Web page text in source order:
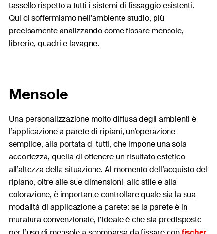
tassello rispetto a tutti i sistemi di fissaggio esistenti.
Qui ci soffermiamo nell'ambiente studio, più
precisamente analizzando come fissare mensole,
librerie, quadri e lavagne.
Mensole
Una personalizzazione molto diffusa degli ambienti è
l’applicazione a parete di ripiani, un’operazione
semplice, alla portata di tutti, che impone una sola
accortezza, quella di ottenere un risultato estetico
all’altezza della situazione. Al momento dell’acquisto del
ripiano, oltre alle sue dimensioni, allo stile e alla
colorazione, è importante controllare quale sia la sua
modalità di applicazione a parete: se la parete è in
muratura convenzionale, l’ideale è che sia predisposto